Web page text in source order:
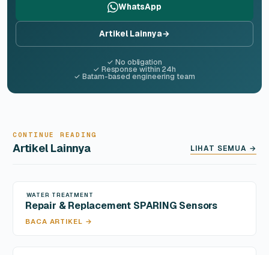
WhatsApp
Artikel Lainnya→
✓ No obligation
✓ Response within 24h
✓ Batam-based engineering team
CONTINUE READING
Artikel Lainnya LIHAT SEMUA →
WATER TREATMENT
28 Jan 2025
Repair & Replacement SPARING Sensors
BACA ARTIKEL →